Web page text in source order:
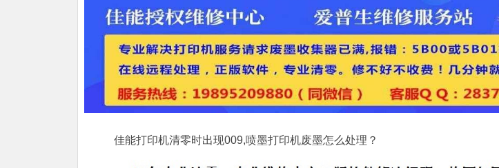
佳能打印机清零时出现009,喷墨打印机废墨怎么处理？